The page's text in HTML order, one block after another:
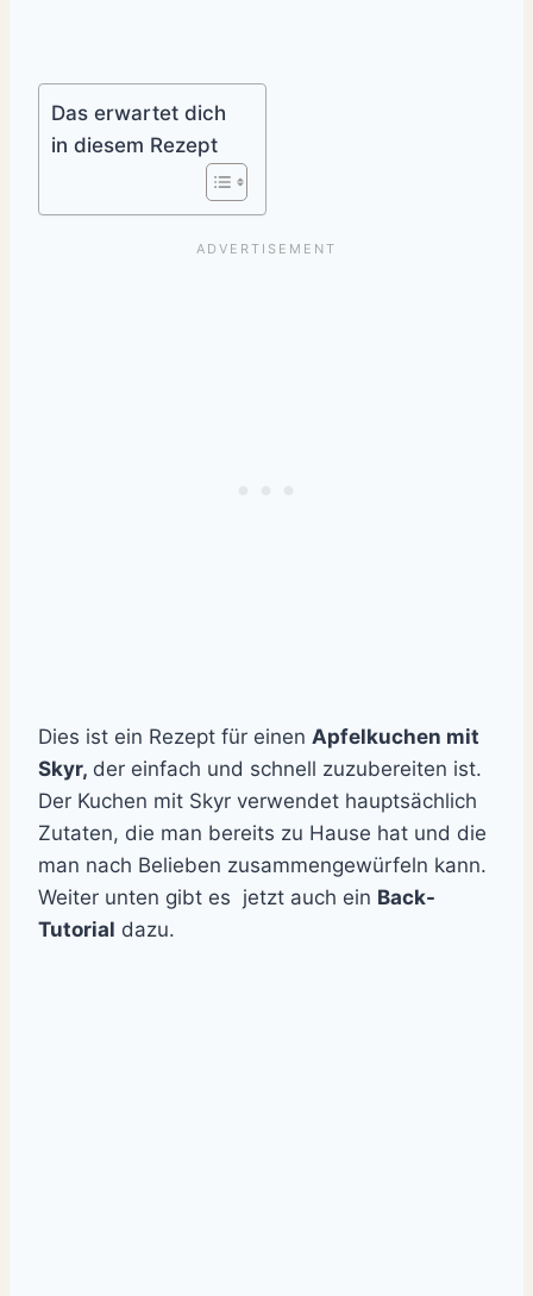
Das erwartet dich
in diesem Rezept
Dies ist ein Rezept für einen Apfelkuchen mit
Skyr, der einfach und schnell zuzubereiten ist.
Der Kuchen mit Skyr verwendet hauptsächlich
Zutaten, die man bereits zu Hause hat und die
man nach Belieben zusammengewürfeln kann.
Weiter unten gibt es jetzt auch ein Back-
Tutorial dazu.